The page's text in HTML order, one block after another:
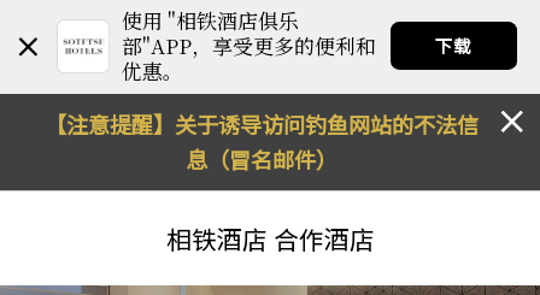
使用 "相铁酒店俱乐
部"APP，享受更多的便利和
优惠。
下载
【注意提醒】关于诱导访问钓鱼网站的不法信
息（冒名邮件）
相铁酒店 合作酒店